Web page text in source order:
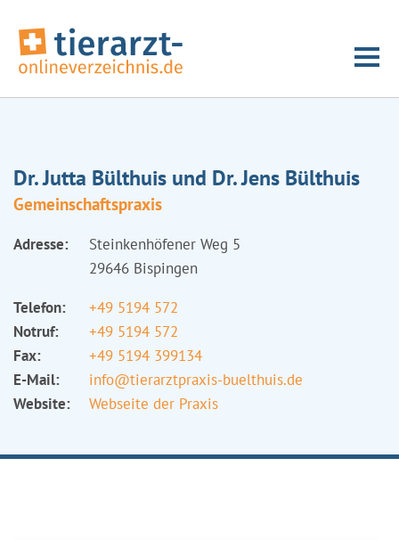
Dr. Jutta Bülthuis und Dr. Jens Bülthuis
Gemeinschaftspraxis
Adresse:
Steinkenhöfener Weg 5
29646 Bispingen
Telefon:
+49 5194 572
Notruf:
+49 5194 572
Fax:
+49 5194 399134
E-Mail:
info@tierarztpraxis-buelthuis.de
Website:
Webseite der Praxis